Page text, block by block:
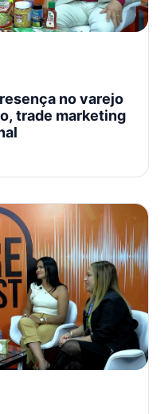
no varejo
trade marketing